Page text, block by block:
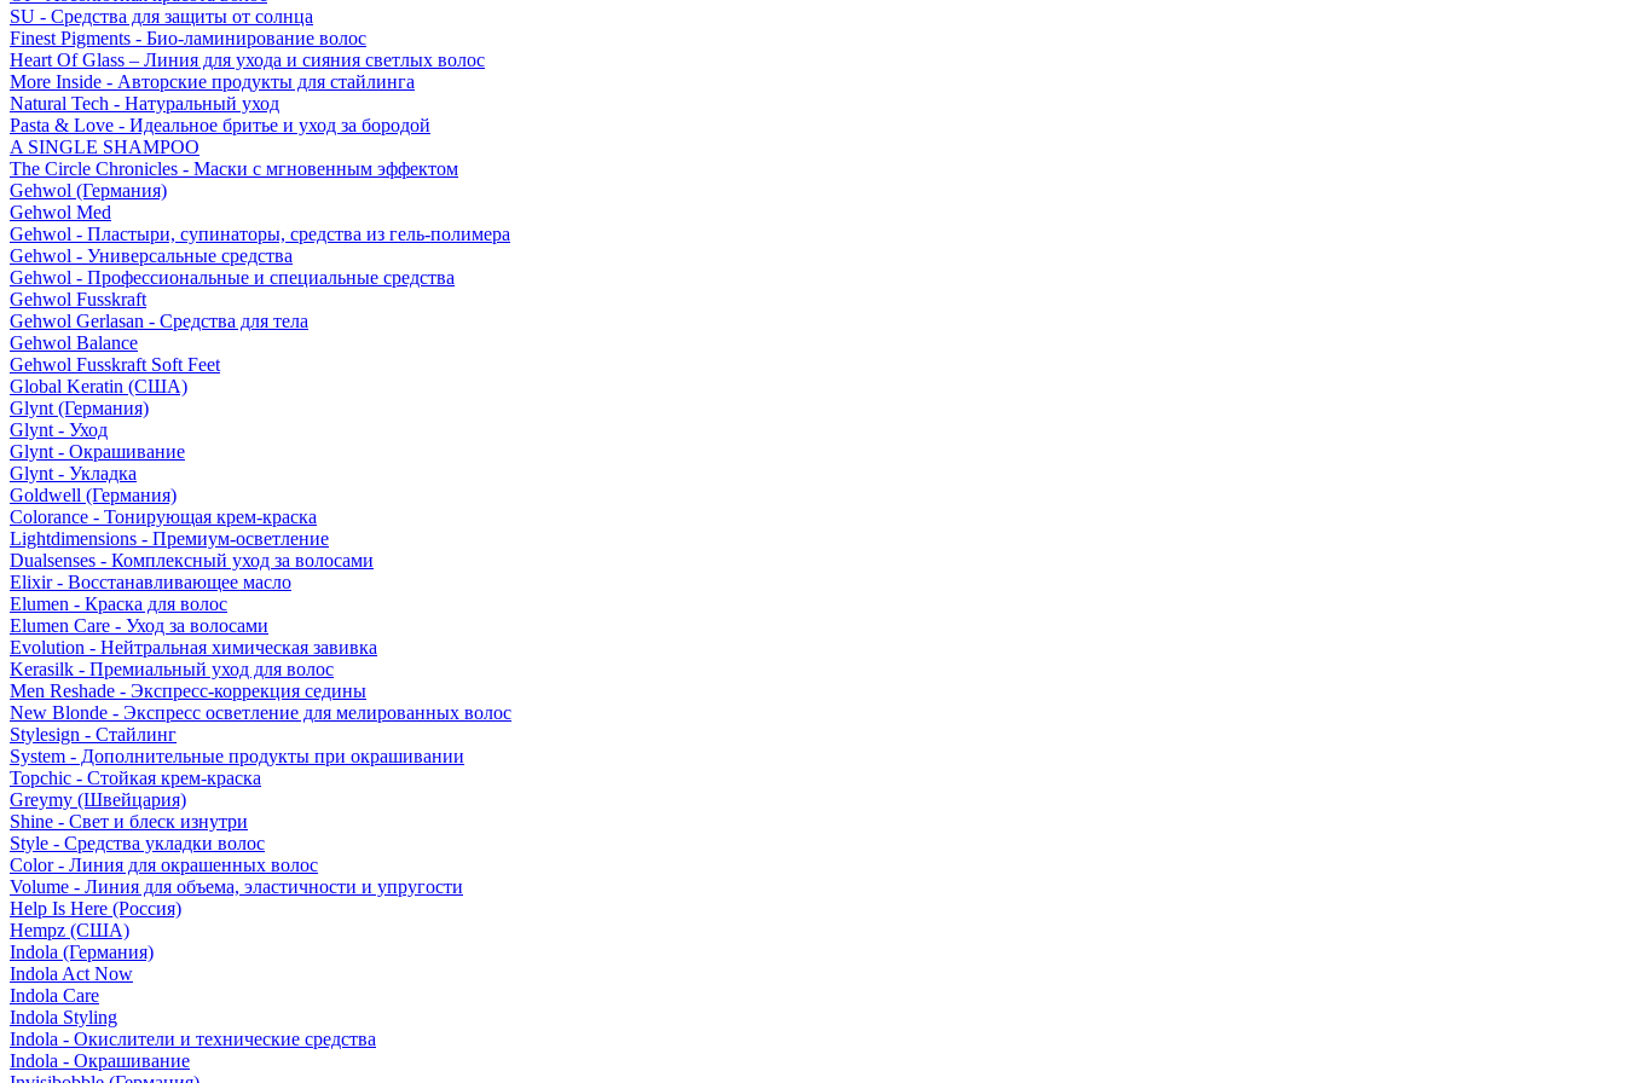
SU - Средства для защиты от солнца
Finest Pigments - Био-ламинирование волос
Heart Of Glass – Линия для ухода и сияния светлых волос
More Inside - Авторские продукты для стайлинга
Natural Tech - Натуральный уход
Pasta & Love - Идеальное бритье и уход за бородой
A SINGLE SHAMPOO
The Circle Chronicles - Маски с мгновенным эффектом
Gehwol (Германия)
Gehwol Med
Gehwol - Пластыри, супинаторы, средства из гель-полимера
Gehwol - Универсальные средства
Gehwol - Профессиональные и специальные средства
Gehwol Fusskraft
Gehwol Gerlasan - Средства для тела
Gehwol Balance
Gehwol Fusskraft Soft Feet
Global Keratin (США)
Glynt (Германия)
Glynt - Уход
Glynt - Окрашивание
Glynt - Укладка
Goldwell (Германия)
Colorance - Тонирующая крем-краска
Lightdimensions - Премиум-осветление
Dualsenses - Комплексный уход за волосами
Elixir - Восстанавливающее масло
Elumen - Краска для волос
Elumen Care - Уход за волосами
Evolution - Нейтральная химическая завивка
Kerasilk - Премиальный уход для волос
Men Reshade - Экспресс-коррекция седины
New Blonde - Экспресс осветление для мелированных волос
Stylesign - Стайлинг
System - Дополнительные продукты при окрашивании
Topchic - Стойкая крем-краска
Greymy (Швейцария)
Shine - Свет и блеск изнутри
Style - Средства укладки волос
Color - Линия для окрашенных волос
Volume - Линия для объема, эластичности и упругости
Help Is Here (Россия)
Hempz (США)
Indola (Германия)
Indola Act Now
Indola Care
Indola Styling
Indola - Окислители и технические средства
Indola - Окрашивание